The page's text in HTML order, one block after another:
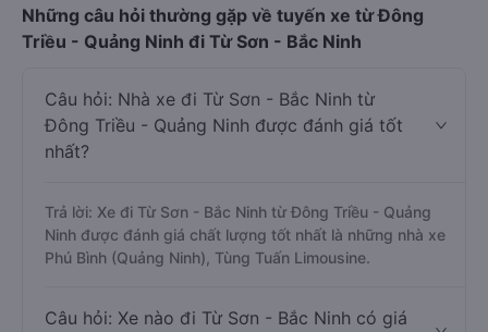
Những câu hỏi thường gặp về tuyến xe từ Đông
Triều - Quảng Ninh đi Từ Sơn - Bắc Ninh
Câu hỏi: Nhà xe đi Từ Sơn - Bắc Ninh từ
Đông Triều - Quảng Ninh được đánh giá tốt
nhất?
Trả lời: Xe đi Từ Sơn - Bắc Ninh từ Đông Triều - Quảng
Ninh được đánh giá chất lượng tốt nhất là những nhà xe
Phú Bình (Quảng Ninh), Tùng Tuấn Limousine.
Câu hỏi: Xe nào đi Từ Sơn - Bắc Ninh có giá